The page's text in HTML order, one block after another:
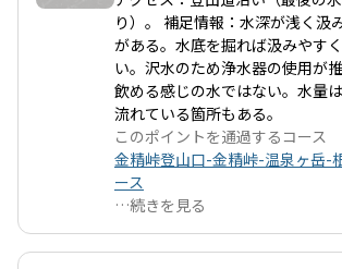
が山頂や山中の場合もございます。ルートを歩
山計画に合わせてアレンジしご利用ください。
り）。 補足情報：水深が浅く汲
がある。水底を掘れば汲みやす
い。沢水のため浄水器の使用が
飲める感じの水ではない。水量
流れている箇所もある。
このポイントを通過するコース
金精峠登山口-金精峠-温泉ヶ岳-
ース
…続きを見る